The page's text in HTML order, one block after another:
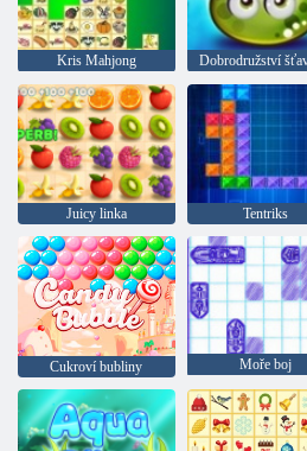
Kris Mahjong
Juicy linka Tentriks
Cukroví bubliny Moře boj